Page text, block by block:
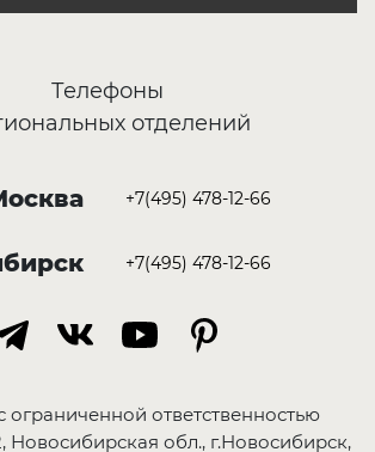
Телефоны
отделений
+7(495) 478-12-66
+7(495) 478-12-66
ограниченной ответственностью
Новосибирская обл., г.Новосибирск,